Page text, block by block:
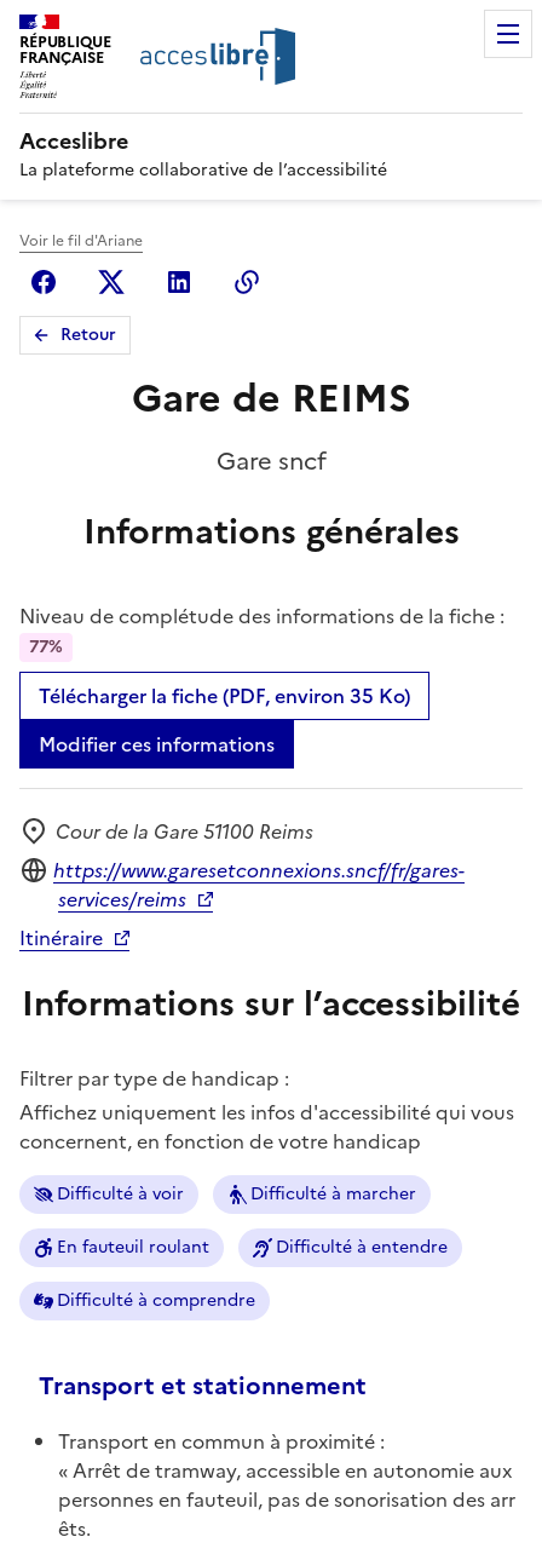
RÉPUBLIQUE
FRANÇAISE
Acceslibre
La plateforme collaborative de l’accessibilité
Voir le fil d'Ariane
FacebookX (anciennement Twitter)
Linkedin
Retour
Gare de REIMS
Gare sncf
Informations générales
Niveau de complétude des informations de la fiche :
77%
Télécharger la fiche (PDF, environ 35 Ko)
Modifier ces informations
Adresse
Cour de la Gare 51100 Reims
Site internet
https://www.garesetconnexions.sncf/fr/gares-
services/reims
Itinéraire
Informations sur l’accessibilité
Filtrer par type de handicap :
Affichez uniquement les infos d'accessibilité qui vous
concernent, en fonction de votre handicap
Difficulté à voir Difficulté à marcher
En fauteuil roulant Difficulté à entendre
Difficulté à comprendre
Transport et stationnement
Transport en commun à proximité :
Arrêt de tramway, accessible en autonomie aux
personnes en fauteuil, pas de sonorisation des arr
êts.